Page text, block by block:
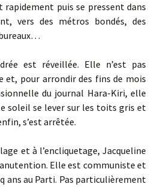
rapidement puis se pressent dans
vers des métros bondés, des
est réveillée. Elle n’est pas
et, pour arrondir des fins de mois
du journal Hara-Kiri, elle
soleil se lever sur les toits gris et
s’est arrêtée.
et à l’encliquetage, Jacqueline
Elle est communiste et
ans au Parti. Pas particulièrement